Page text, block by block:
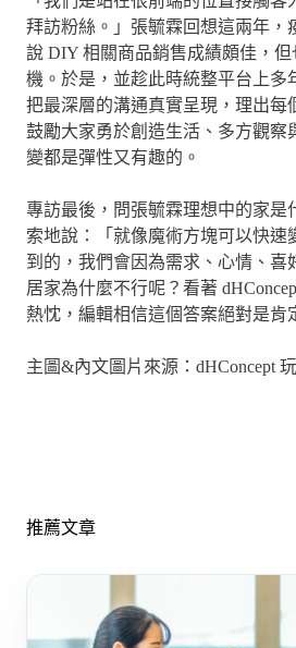
拜訪粉絲。」張毓霖回想這兩年，
說 DIY 相關商品銷售成績頗佳，
機。於是，並趁此時統整平台上多
把最深層的溝通真實呈現，理出每
鼓勵大家勇於創造生活、多方觀察
變都是彈性又有趣的。
專訪最後，問張毓霖理想中的家是
索地說：「就像魔術方塊可以快速
到的，我們會因為需求、心情、喜
居家為什麼不行呢？看著
熱忱，編輯相信這個答案絕對是肯
主圖&內文圖片來源：dHConcept
推薦文章